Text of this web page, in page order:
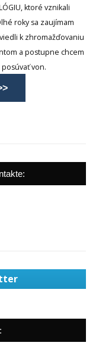
ktoré vznikali
roky sa zaujímam
k zhromažďovaniu
a postupne chcem
von.